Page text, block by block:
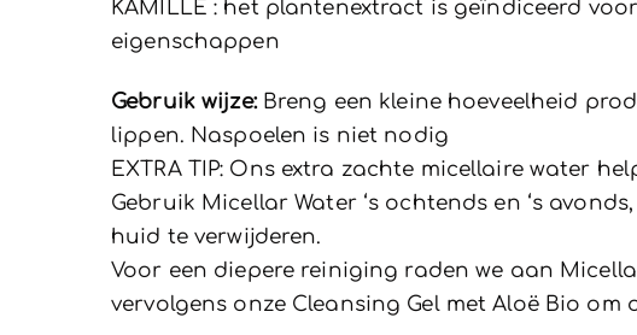
KAMILLE : het plantenextract is geïndiceerd
eigenschappen
Gebruik wijze:Breng een kleine hoeveelheid
lippen. Naspoelen is niet nodig
EXTRA TIP: Ons extra zachte micellaire water
Gebruik Micellar Water ‘s ochtends en ‘s
huid te verwijderen.
Voor een diepere reiniging raden we aan
vervolgens onze Cleansing Gel met Aloë Bio